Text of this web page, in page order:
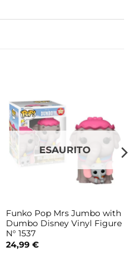
ESAURITO
Funko Pop Mrs Jumbo with
Dumbo Disney Vinyl Figure
N° 1537
24,99 €